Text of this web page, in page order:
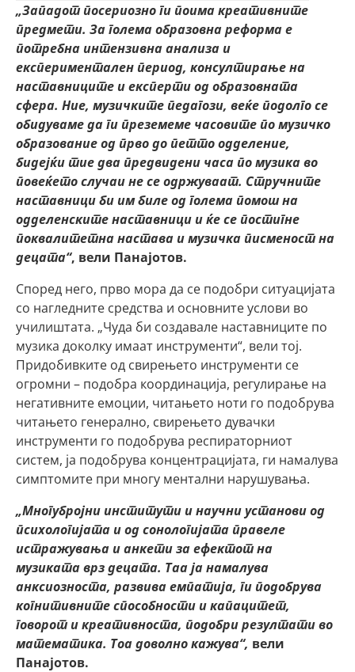
„Западот посериозно ги поима креативните
предмети. За голема образовна реформа е
потребна интензивна анализа и
експериментален период, консултирање на
наставниците и експерти од образовната
сфера. Ние, музичките педагози, веќе подолго се
обидуваме да ги преземеме часовите по музичко
образование од прво до петто одделение,
бидејќи тие два предвидени часа по музика во
повеќето случаи не се одржуваат. Стручните
наставници би им биле од голема помош на
одделенските наставници и ќе се постигне
поквалитетна настава и музичка писменост на
децата“, вели Панајотов.
Според него, прво мора да се подобри ситуацијата
со нагледните средства и основните услови во
училиштата. „Чуда би создавале наставниците по
музика доколку имаат инструменти“, вели тој.
Придобивките од свирењето инструменти се
огромни – подобра координација, регулирање на
негативните емоции, читањето ноти го подобрува
читањето генерално, свирењето дувачки
инструменти го подобрува респираторниот
систем, ја подобрува концентрацијата, ги намалува
симптомите при многу ментални нарушувања.
„Многубројни институти и научни установи од
психологијата и од сонологијата правеле
истражувања и анкети за ефектот на
музиката врз децата. Таа ја намалува
анксиозноста, развива емпатија, ги подобрува
когнитивните способности и капацитет,
говорот и креативноста, подобри резултати во
математика. Тоа доволно кажува“, вели
Панајотов.